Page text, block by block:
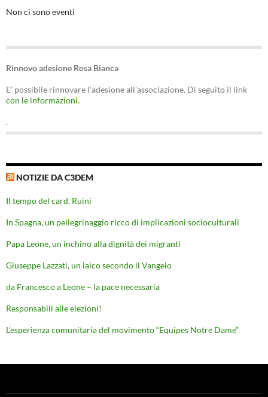
Non ci sono eventi
Rinnovo adesione Rosa Bianca
E' possibile rinnovare l'adesione all'associazione. Di seguito il link
con le informazioni.
.
NOTIZIE DA C3DEM
Il tempo del card. Ruini
In Spagna, un pellegrinaggio ricco di implicazioni socioculturali
Papa Leone, un inchino alla dignità dei migranti
Giuseppe Lazzati, un laico secondo il Vangelo
da Francesco a Leone – la pace necessaria
Responsabili alle elezioni!
L’esperienza comunitaria del movimento “Equipes Notre Dame”